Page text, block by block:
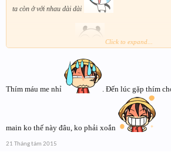
ta còn ở với nhau dài dài
Bonus cái ảnh đe dọa
Click to expand...
Thím máu me nhỉ . Đến lúc gặp thím
main ko thế này đâu, ko phải xoắn
21 Tháng tám 2015